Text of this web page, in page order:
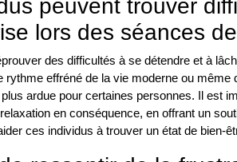
peuvent trouver
lors des séances
des difficultés à se détendre et à
rythme effréné de la vie moderne ou même
ardue pour certaines personnes. Il est
en conséquence, en offrant un
ces individus à trouver un état de bien-